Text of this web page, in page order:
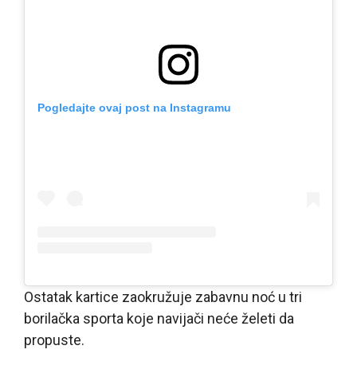
Pogledajte ovaj post na Instagramu
Ostatak kartice zaokružuje zabavnu noć u tri
borilačka sporta koje navijači neće želeti da
propuste.